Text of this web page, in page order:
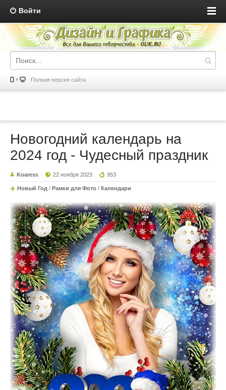
Войти
Полная версия сайта
Новогодний календарь на
2024 год - Чудесный праздник
Koaress 22 ноября 2023 953
Новый Год / Рамки для Фото / Календари